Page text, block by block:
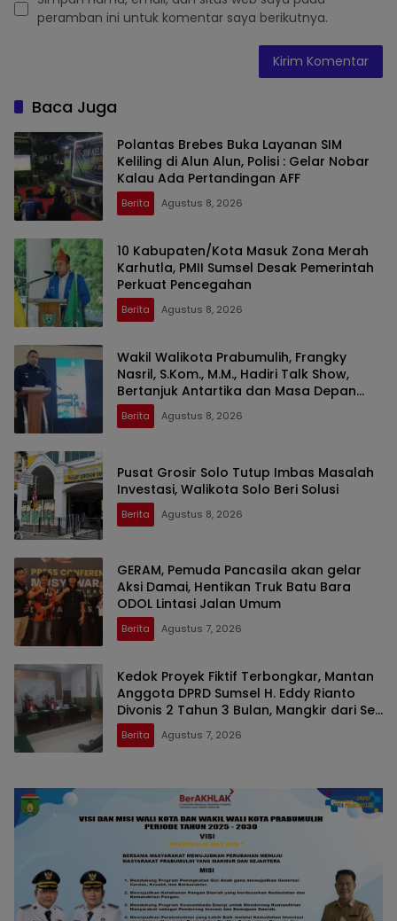
peramban ini untuk komentar saya berikutnya.
Baca Juga
Polantas Brebes Buka Layanan SIM
Keliling di Alun Alun, Polisi : Gelar Nobar
Kalau Ada Pertandingan AFF
Berita Agustus 8, 2026
10 Kabupaten/Kota Masuk Zona Merah
Karhutla, PMII Sumsel Desak Pemerintah
Perkuat Pencegahan
Berita Agustus 8, 2026
Wakil Walikota Prabumulih, Frangky
Nasril, S.Kom., M.M., Hadiri Talk Show,
Bertanjuk Antartika dan Masa Depan
Bumi di SMAN 2 Prabumulih
Berita Agustus 8, 2026
Pusat Grosir Solo Tutup Imbas Masalah
Investasi, Walikota Solo Beri Solusi
Berita Agustus 8, 2026
GERAM, Pemuda Pancasila akan gelar
Aksi Damai, Hentikan Truk Batu Bara
ODOL Lintasi Jalan Umum
Berita Agustus 7, 2026
Kedok Proyek Fiktif Terbongkar, Mantan
Anggota DPRD Sumsel H. Eddy Rianto
Divonis 2 Tahun 3 Bulan, Mangkir dari Sel
Nyatakan Banding
Berita Agustus 7, 2026